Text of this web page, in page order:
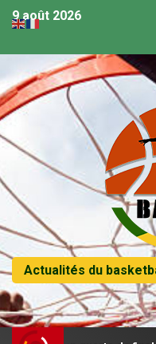
9 août 2026
Actualités du